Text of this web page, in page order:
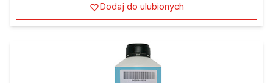
Dodaj do ulubionych